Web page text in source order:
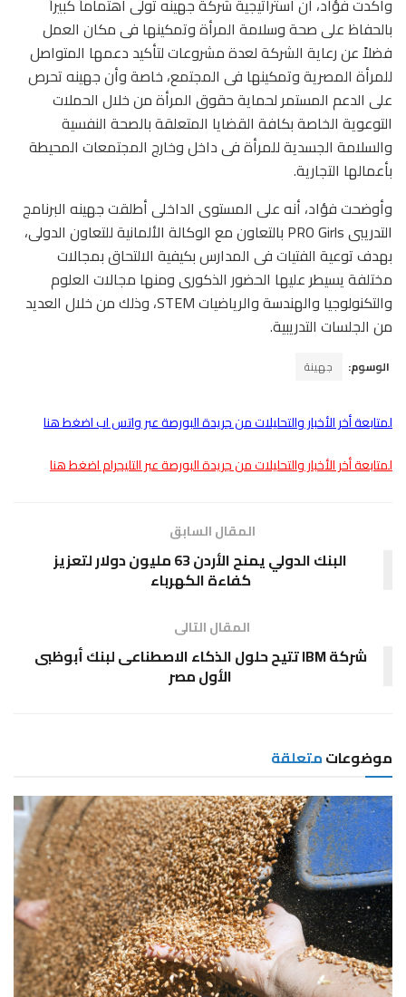
وأكدت فؤاد، أن استراتيجية شركة جهينه تولى اهتماماً كبيراً
بالحفاظ على صحة وسلامة المرأة وتمكينها فى مكان العمل
فضلاً عن رعاية الشركة لعدة مشروعات لتأكيد دعمها المتواصل
للمرأة المصرية وتمكينها فى المجتمع، خاصة وأن جهينه تحرص
على الدعم المستمر لحماية حقوق المرأة من خلال الحملات
التوعوية الخاصة بكافة القضايا المتعلقة بالصحة النفسية
والسلامة الجسدية للمرأة فى داخل وخارج المجتمعات المحيطة
بأعمالها التجارية.
وأوضحت فؤاد، أنه على المستوى الداخلى أطلقت جهينه البرنامج
التدريبى PRO Girls بالتعاون مع الوكالة الألمانية للتعاون الدولى،
بهدف توعية الفتيات فى المدارس بكيفية الالتحاق بمجالات
مختلفة يسيطر عليها الحضور الذكورى ومنها مجالات العلوم
والتكنولوجيا والهندسة والرياضيات STEM، وذلك من خلال العديد
من الجلسات التدريبية.
الوسوم: جهينة
لمتابعة أخر الأخبار والتحليلات من جريدة البورصة عبر واتس اب اضغط هنا
لمتابعة أخر الأخبار والتحليلات من جريدة البورصة عبر التليجرام اضغط هنا
المقال السابق
البنك الدولي يمنح الأردن 63 مليون دولار لتعزيز
كفاءة الكهرباء
المقال التالى
شركة IBM تتيح حلول الذكاء الاصطناعى لبنك أبوظبى
الأول مصر
موضوعاتمتعلقة